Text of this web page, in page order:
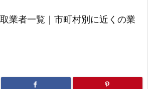

業者一覧｜市町村別に近くの業